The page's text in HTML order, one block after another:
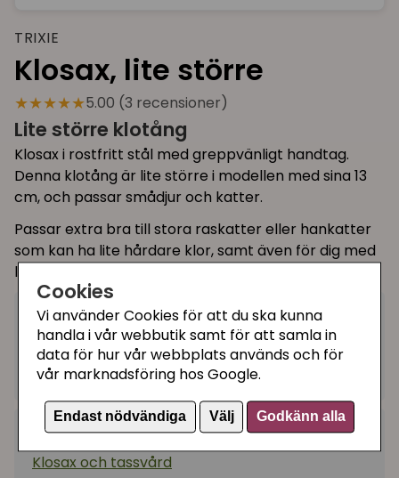
Cookies
Vi använder Cookies för att du ska kunna
handla i vår webbutik samt för att samla in
data för hur vår webbplats används och för
vår marknadsföring hos Google.
Endast nödvändiga Välj Godkänn alla
TRIXIE
Klosax, lite större
★★★★★5.00 (3 recensioner)
Lite större klotång
Klosax i rostfritt stål med greppvänligt handtag.
Denna klotång är lite större i modellen med sina 13
cm, och passar smådjur och katter.
Passar extra bra till stora raskatter eller hankatter
som kan ha lite hårdare klor, samt även för dig med
lite större händer.
65 kr − + Köp
I lager, leveranstid 1-3 vardagar
Kategorier:
Klosax och tassvård